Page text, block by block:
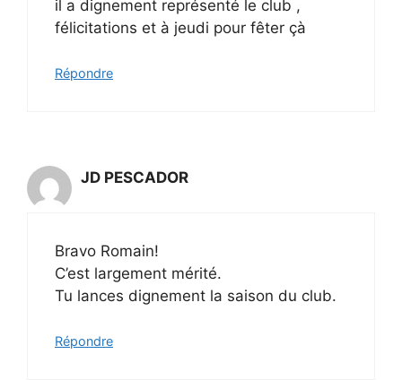
il a dignement représenté le club ,
félicitations et à jeudi pour fêter çà
Répondre
JD PESCADOR
Bravo Romain!
C’est largement mérité.
Tu lances dignement la saison du club.
Répondre